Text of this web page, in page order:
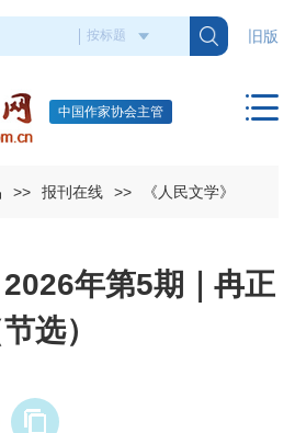
旧版
中国作家协会主管
>> 报刊在线 >> 《人民文学》
2026年第5期｜冉正
选）